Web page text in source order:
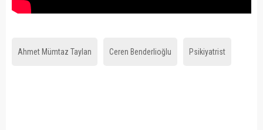
Ahmet Mümtaz Taylan Ceren Benderlioğlu Psikiyatrist